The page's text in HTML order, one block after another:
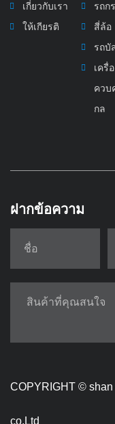
เกี่ยวกับเรา
ให้เกียรติ
รถก
สี่ล้อ
รถบั
เครื่
ควบ
กล
ฝากข้อความ
COPYRIGHT © shan
co.Ltd